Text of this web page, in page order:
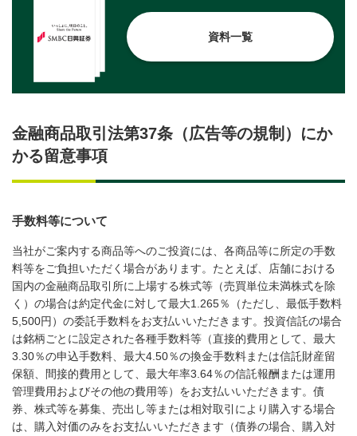
資料一覧
金融商品取引法第37条（広告等の規制）にか
かる留意事項
手数料等について
当社がご案内する商品等へのご投資には、各商品等に所定の手数
料等をご負担いただく場合があります。たとえば、店舗における
国内の金融商品取引所に上場する株式等（売買単位未満株式を除
く）の場合は約定代金に対して最大1.265％（ただし、最低手数料
5,500円）の委託手数料をお支払いいただきます。投資信託の場合
は銘柄ごとに設定された各種手数料等（直接的費用として、最大
3.30％の申込手数料、最大4.50％の換金手数料または信託財産留
保額、間接的費用として、最大年率3.64％の信託報酬または運用
管理費用およびその他の費用等）をお支払いいただきます。債
券、株式等を募集、売出し等または相対取引により購入する場合
は、購入対価のみをお支払いいただきます（債券の場合、購入対